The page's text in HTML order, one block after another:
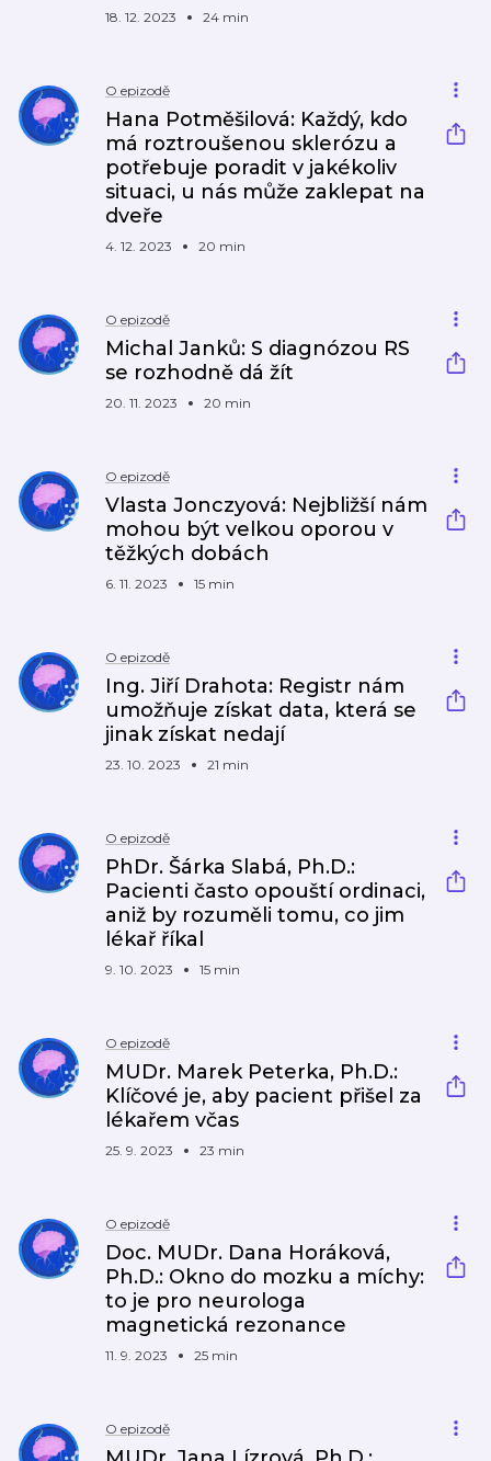
18. 12. 2023 24 min
O epizodě
Hana Potměšilová: Každý, kdo
má roztroušenou sklerózu a
potřebuje poradit v jakékoliv
situaci, u nás může zaklepat na
dveře
4. 12. 2023 20 min
O epizodě
Michal Janků: S diagnózou RS
se rozhodně dá žít
20. 11. 2023 20 min
O epizodě
Vlasta Jonczyová: Nejbližší nám
mohou být velkou oporou v
těžkých dobách
6. 11. 2023 15 min
O epizodě
Ing. Jiří Drahota: Registr nám
umožňuje získat data, která se
jinak získat nedají
23. 10. 2023 21 min
O epizodě
PhDr. Šárka Slabá, Ph.D.:
Pacienti často opouští ordinaci,
aniž by rozuměli tomu, co jim
lékař říkal
9. 10. 2023 15 min
O epizodě
MUDr. Marek Peterka, Ph.D.:
Klíčové je, aby pacient přišel za
lékařem včas
25. 9. 2023 23 min
O epizodě
Doc. MUDr. Dana Horáková,
Ph.D.: Okno do mozku a míchy:
to je pro neurologa
magnetická rezonance
11. 9. 2023 25 min
O epizodě